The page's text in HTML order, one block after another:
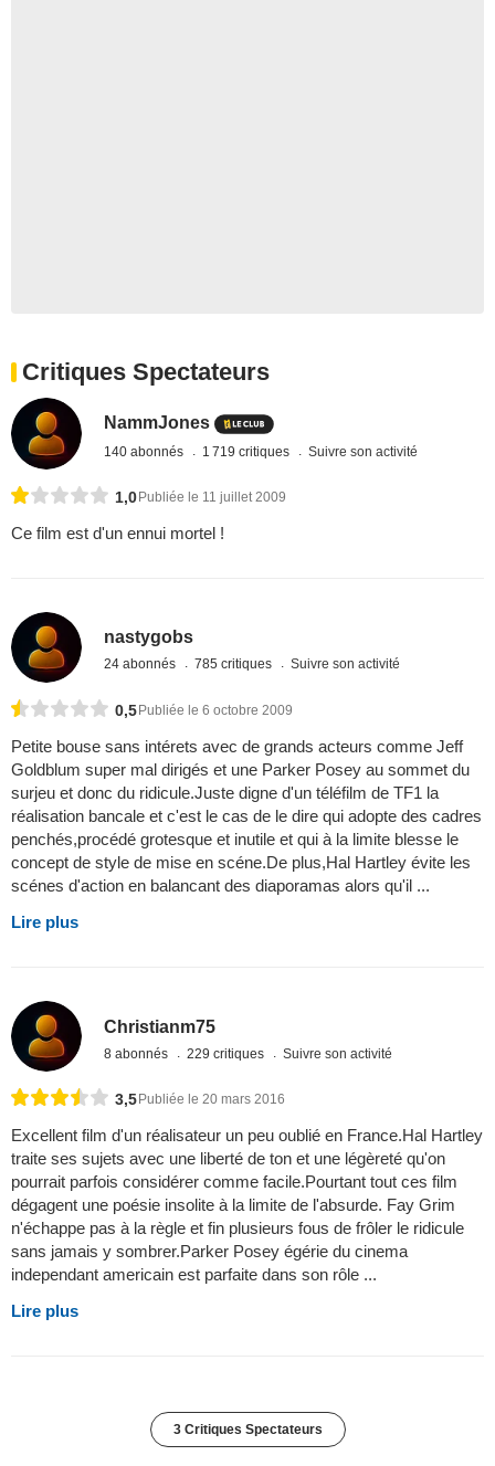
Critiques Spectateurs
NammJones
140 abonnés 1 719 critiques Suivre son activité
1,0Publiée le 11 juillet 2009
Ce film est d'un ennui mortel !
nastygobs
24 abonnés 785 critiques Suivre son activité
0,5Publiée le 6 octobre 2009
Petite bouse sans intérets avec de grands acteurs comme Jeff
Goldblum super mal dirigés et une Parker Posey au sommet du
surjeu et donc du ridicule.Juste digne d'un téléfilm de TF1 la
réalisation bancale et c'est le cas de le dire qui adopte des cadres
penchés,procédé grotesque et inutile et qui à la limite blesse le
concept de style de mise en scéne.De plus,Hal Hartley évite les
scénes d'action en balancant des diaporamas alors qu'il ...
Lire plus
Christianm75
8 abonnés 229 critiques Suivre son activité
3,5 Publiée le 20 mars 2016
Excellent film d'un réalisateur un peu oublié en France.Hal Hartley
traite ses sujets avec une liberté de ton et une légèreté qu'on
pourrait parfois considérer comme facile.Pourtant tout ces film
dégagent une poésie insolite à la limite de l'absurde. Fay Grim
n'échappe pas à la règle et fin plusieurs fous de frôler le ridicule
sans jamais y sombrer.Parker Posey égérie du cinema
independant americain est parfaite dans son rôle ...
Lire plus
3 Critiques Spectateurs